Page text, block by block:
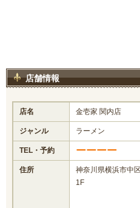
店舗情報
店名 金壱家 関内店
ジャンル ラーメン
TEL・予約 ーーーー
住所
神奈川県横浜市中
1F